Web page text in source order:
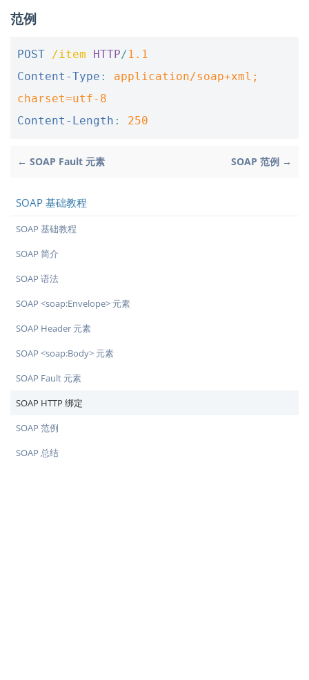
范例
POST /item HTTP/1.1
Content-Type :
application/soap+xml;
charset=utf-8
Content-Length : 250
← SOAP Fault 元素 SOAP 范例 →
SOAP 基础教程
SOAP 基础教程
SOAP 简介
SOAP 语法
SOAP <soap:Envelope> 元素
SOAP Header 元素
SOAP <soap:Body> 元素
SOAP Fault 元素
SOAP HTTP 绑定
SOAP 范例
SOAP 总结